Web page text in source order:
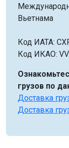
Вьетнама
Код ИАТА:
Код ИКАО:
грузов по
Доставка
Доставка